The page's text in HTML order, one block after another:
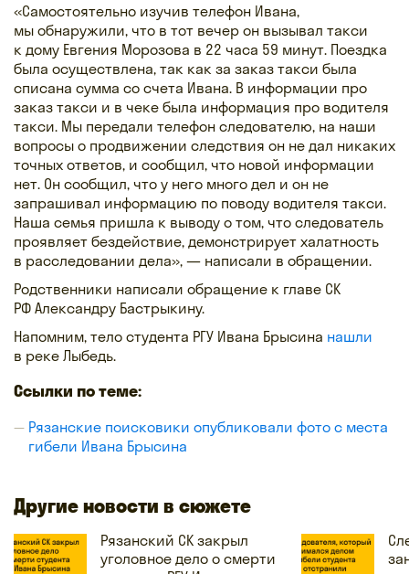
«Самостоятельно изучив телефон Ивана,
мы обнаружили, что в тот вечер он вызывал такси
к дому Евгения Морозова в 22 часа 59 минут. Поездка
была осуществлена, так как за заказ такси была
списана сумма со счета Ивана. В информации про
заказ такси и в чеке была информация про водителя
такси. Мы передали телефон следователю, на наши
вопросы о продвижении следствия он не дал никаких
точных ответов, и сообщил, что новой информации
нет. Он сообщил, что у него много дел и он не
запрашивал информацию по поводу водителя такси.
Наша семья пришла к выводу о том, что следователь
проявляет бездействие, демонстрирует халатность
в расследовании дела», — написали в обращении.
Родственники написали обращение к главе СК
РФ Александру Бастрыкину.
Напомним, тело студента РГУ Ивана Брысина нашли
в реке Лыбедь.
Ссылки по теме:
Рязанские поисковики опубликовали фото с места
гибели Ивана Брысина
Другие новости в сюжете
Рязанский СК закрыл
уголовное дело о смерти